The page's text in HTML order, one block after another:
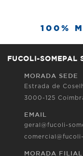
100%
FUCOLI-SOMEPAL
MORADA SEDE
Estrada de
3000-125
EMAIL
geral@fucoli-
MORADA FILIAL